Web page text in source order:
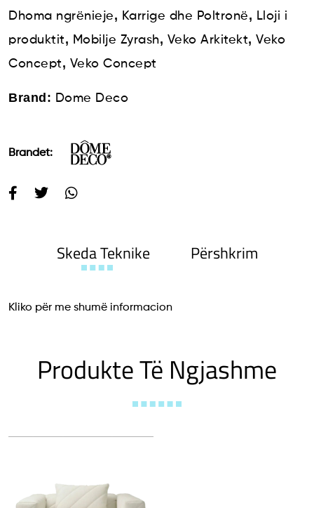
Dhoma ngrënieje, Karrige dhe Poltronë, Lloji i
produktit, Mobilje Zyrash, Veko Arkitekt, Veko
Concept, Veko Concept
Brand: Dome Deco
Brandet:
Skeda Teknike Përshkrim
Kliko për me shumë informacion
Produkte Të Ngjashme